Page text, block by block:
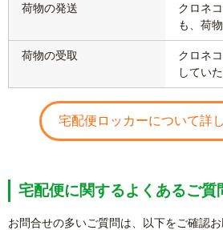
荷物の発送
クロネ
も、荷
荷物の受取
クロネ
してい
宅配便ロッカーについて詳
宅配便に関するよくあるご質
お問合せの多いご質問は、以下をご確認お